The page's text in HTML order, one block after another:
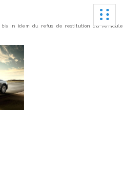
bis in idem du refus de restitution du véhicule